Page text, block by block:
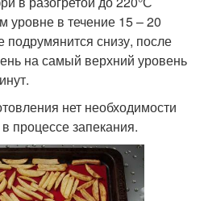
уровне в течение 15 – 20
подрумянится снизу, после
на самый верхний уровень
нет необходимости
процессе запекания.